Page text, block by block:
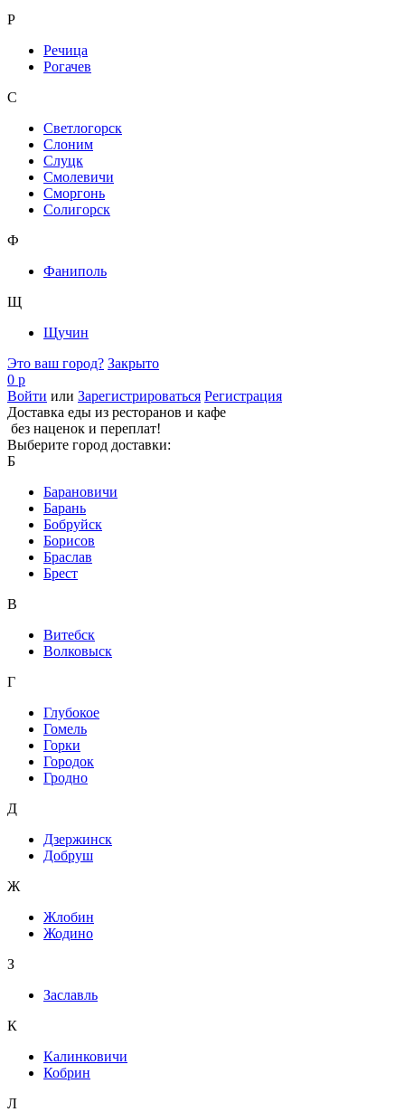
Р
Речица
Рогачев
С
Светлогорск
Слоним
Слуцк
Смолевичи
Сморгонь
Солигорск
Ф
Фаниполь
Щ
Щучин
Это ваш город? Закрыто
0 р
Войти или Зарегистрироваться Регистрация
Доставка еды из ресторанов и кафе
без наценок и переплат!
Выберите город доставки:
Б
Барановичи
Барань
Бобруйск
Борисов
Браслав
Брест
В
Витебск
Волковыск
Г
Глубокое
Гомель
Горки
Городок
Гродно
Д
Дзержинск
Добруш
Ж
Жлобин
Жодино
З
Заславль
К
Калинковичи
Кобрин
Л